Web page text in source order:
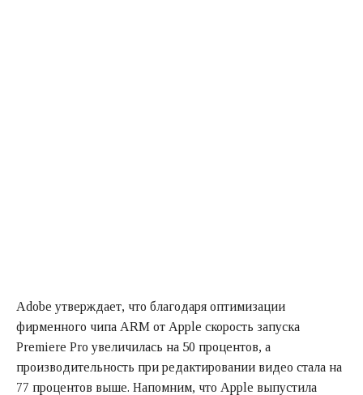
Adobe утверждает, что благодаря оптимизации
фирменного чипа ARM от Apple скорость запуска
Premiere Pro увеличилась на 50 процентов, а
производительность при редактировании видео стала на
77 процентов выше. Напомним, что Apple выпустила